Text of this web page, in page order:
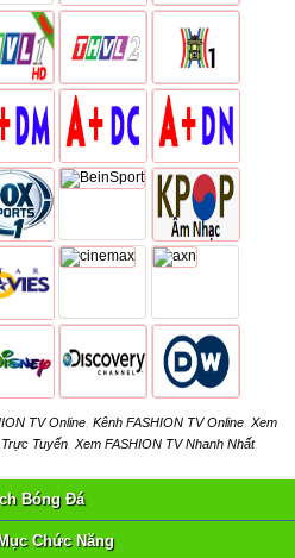
TV Online Kênh FASHION TV Online Xem
Tuyến Xem FASHION TV Nhanh Nhất,
Bóng Đá
Chức Năng